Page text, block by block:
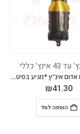
מיילר אודם אדום אינ"ץ *מגיע בסיטונאות חבילה של 5 יח'*
₪41.30
הוספה לסל